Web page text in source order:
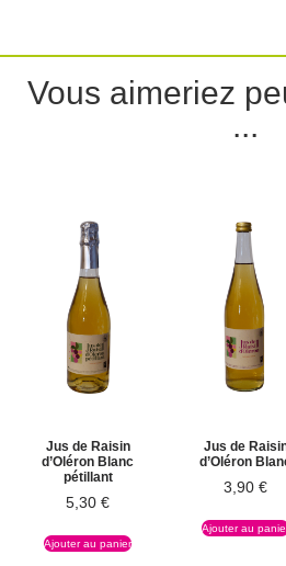
Vous aimeriez
...
Jus de Raisin
d’Oléron Blanc
pétillant
5,30 €
Ajouter au panier
Jus de
d’Oléron
3,90 €
Ajouter au